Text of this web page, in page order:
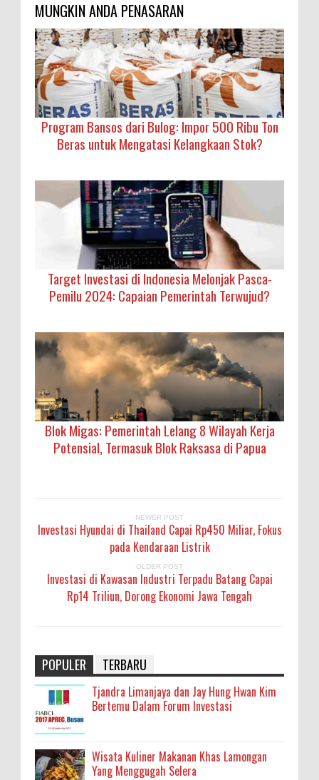
MUNGKIN ANDA PENASARAN
Program Bansos dari Bulog: Impor 500 Ribu Ton
Beras untuk Mengatasi Kelangkaan Stok?
Target Investasi di Indonesia Melonjak Pasca-
Pemilu 2024: Capaian Pemerintah Terwujud?
Blok Migas: Pemerintah Lelang 8 Wilayah Kerja
Potensial, Termasuk Blok Raksasa di Papua
NEWER POST
Investasi Hyundai di Thailand Capai Rp450 Miliar, Fokus
pada Kendaraan Listrik
OLDER POST
Investasi di Kawasan Industri Terpadu Batang Capai
Rp14 Triliun, Dorong Ekonomi Jawa Tengah
POPULER TERBARU
Tjandra Limanjaya dan Jay Hung Hwan Kim
Bertemu Dalam Forum Investasi
Wisata Kuliner Makanan Khas Lamongan
Yang Menggugah Selera